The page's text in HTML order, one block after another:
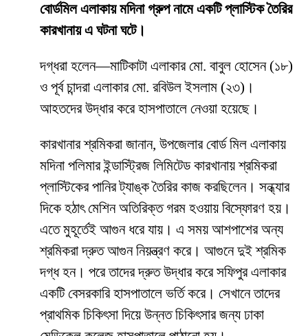
বোর্ডমিল এলাকায় মদিনা গ্রুপ নামে একটি প্লাস্টিক তৈরির
কারখানায় এ ঘটনা ঘটে।
দগ্ধরা হলেন—মাটিকাটা এলাকার মো. বাবুল হোসেন (১৮)
ও পূর্ব চান্দরা এলাকার মো. রবিউল ইসলাম (২৩)।
আহতদের উদ্ধার করে হাসপাতালে নেওয়া হয়েছে।
কারখানার শ্রমিকরা জানান, উপজেলার বোর্ড মিল এলাকায়
মদিনা পলিমার ইন্ডাস্ট্রিজ লিমিটেড কারখানায় শ্রমিকরা
প্লাস্টিকের পানির ট্যাঙ্ক তৈরির কাজ করছিলেন। সন্ধ্যার
দিকে হঠাৎ মেশিন অতিরিক্ত গরম হওয়ায় বিস্ফোরণ হয়।
এতে মুহূর্তেই আগুন ধরে যায়। এ সময় আশপাশের অন্য
শ্রমিকরা দ্রুত আগুন নিয়ন্ত্রণ করে। আগুনে দুই শ্রমিক
দগ্ধ হন। পরে তাদের দ্রুত উদ্ধার করে সফিপুর এলাকার
একটি বেসরকারি হাসপাতালে ভর্তি করে। সেখানে তাদের
প্রাথমিক চিকিৎসা দিয়ে উন্নত চিকিৎসার জন্য ঢাকা